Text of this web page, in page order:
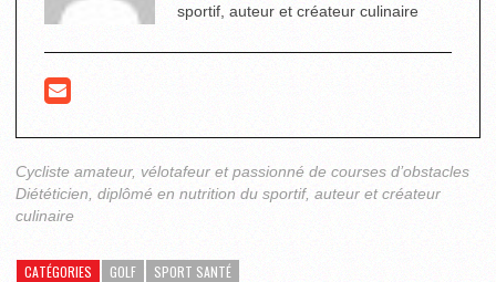
sportif, auteur et créateur culinaire
Cycliste amateur, vélotafeur et passionné de courses d’obstacles
Diététicien, diplômé en nutrition du sportif, auteur et créateur
culinaire
CATÉGORIES GOLF SPORT SANTÉ